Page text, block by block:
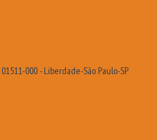
000 - Liberdade-São Paulo-SP